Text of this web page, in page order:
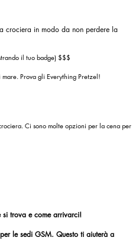
crociera in modo da non perdere la
il tuo badge) $$$
Prova gli Everything Pretzel!
Ci sono molte opzioni per la cena per
trova e come arrivarci!
le sedi GSM. Questo ti aiuterà a